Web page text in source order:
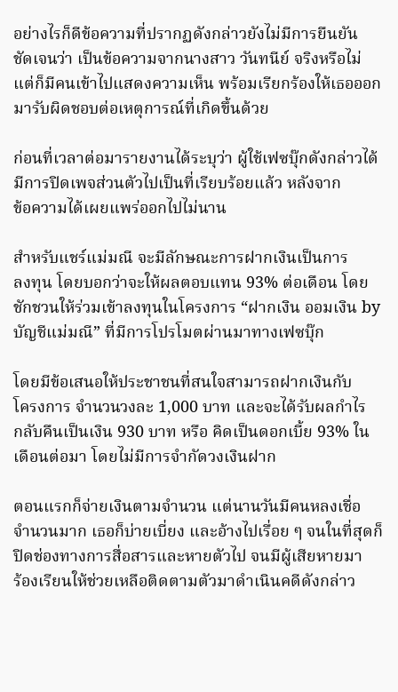
อย่างไรก็ดีข้อความที่ปรากฏดังกล่าวยังไม่มีการยืนยัน
ชัดเจนว่า เป็นข้อความจากนางสาว วันทนีย์ จริงหรือไม่
แต่ก็มีคนเข้าไปแสดงความเห็น พร้อมเรียกร้องให้เธอออก
มารับผิดชอบต่อเหตุการณ์ที่เกิดขึ้นด้วย
ก่อนที่เวลาต่อมารายงานได้ระบุว่า ผู้ใช้เฟซบุ๊กดังกล่าวได้
มีการปิดเพจส่วนตัวไปเป็นที่เรียบร้อยแล้ว หลังจาก
ข้อความได้เผยแพร่ออกไปไม่นาน
สำหรับแชร์แม่มณี จะมีลักษณะการฝากเงินเป็นการ
ลงทุน โดยบอกว่าจะให้ผลตอบแทน 93% ต่อเดือน โดย
ชักชวนให้ร่วมเข้าลงทุนในโครงการ “ฝากเงิน ออมเงิน by
บัญชีแม่มณี” ที่มีการโปรโมตผ่านมาทางเฟซบุ๊ก
โดยมีข้อเสนอให้ประชาชนที่สนใจสามารถฝากเงินกับ
โครงการ จำนวนวงละ 1,000 บาท และจะได้รับผลกำไร
กลับคืนเป็นเงิน 930 บาท หรือ คิดเป็นดอกเบี้ย 93% ใน
เดือนต่อมา โดยไม่มีการจำกัดวงเงินฝาก
ตอนแรกก็จ่ายเงินตามจำนวน แต่นานวันมีคนหลงเชื่อ
จำนวนมาก เธอก็บ่ายเบี่ยง และอ้างไปเรื่อย ๆ จนในที่สุดก็
ปิดช่องทางการสื่อสารและหายตัวไป จนมีผู้เสียหายมา
ร้องเรียนให้ช่วยเหลือติดตามตัวมาดำเนินคดีดังกล่าว